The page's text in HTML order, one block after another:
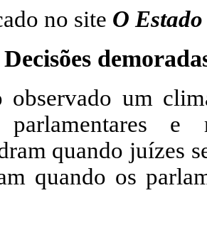
no site O
Decisões
observado um
parlamentares e
quando juízes
quando os